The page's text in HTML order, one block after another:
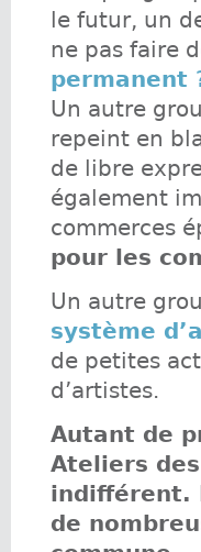
le futur, un
ne pas faire
permanent
Un autre
repeint en
de libre
également
commerces
pour les
Un autre
système
de petites
d’artistes.
Autant de
Ateliers
indifférent.
de